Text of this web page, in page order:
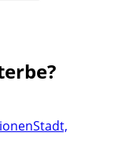
Stadt,